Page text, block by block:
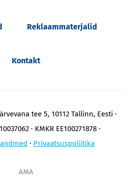
Reklaammaterjalid
Kontakt
tee 5, 10112 Tallinn, Eesti
KMKR EE100271878
Privaatsuspoliitika
AMA